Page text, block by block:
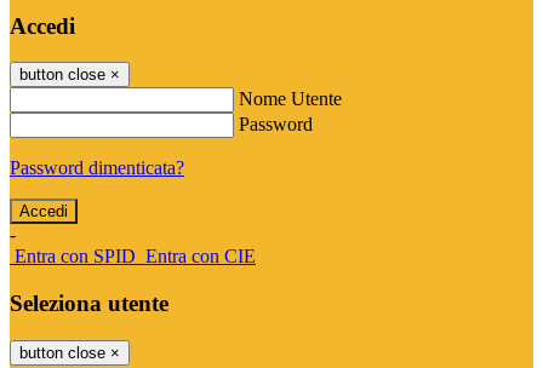
Accedi
button close ×
Nome Utente
Password
Password dimenticata?
-
Entra con SPID Entra con CIE
Seleziona utente
button close ×